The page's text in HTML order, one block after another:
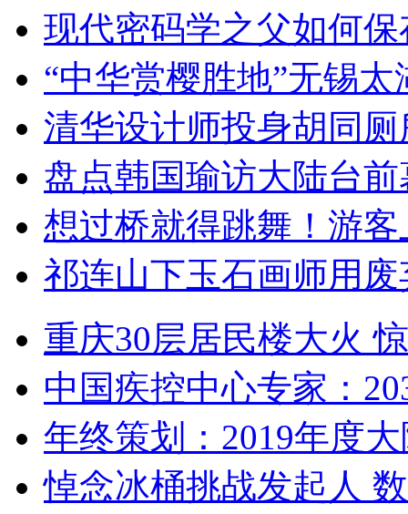
现代密码学之父如何
“中华赏樱胜地”无锡
清华设计师投身胡同
盘点韩国瑜访大陆台
想过桥就得跳舞！游客
祁连山下玉石画师用
重庆30层居民楼大火
中国疾控中心专家：
年终策划：2019年度
悼念冰桶挑战发起人